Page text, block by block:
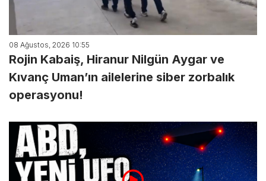
08 Ağustos, 2026 10:55
Rojin Kabaiş, Hiranur Nilgün Aygar ve
Kıvanç Uman’ın ailelerine siber zorbalık
operasyonu!